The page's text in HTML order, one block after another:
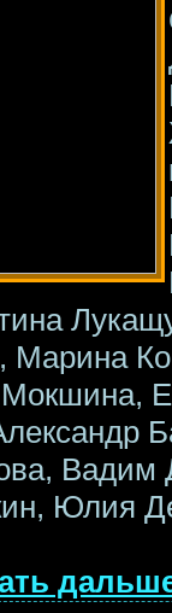
Марина
Вадим
Юлия